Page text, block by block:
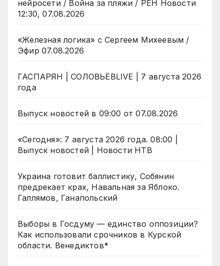
нейросети / Война за пляжи / РЕН Новости
12:30, 07.08.2026
«Железная логика» с Сергеем Михеевым /
Эфир 07.08.2026
ГАСПАРЯН | СОЛОВЬЁВLIVE | 7 августа 2026
года
Выпуск новостей в 09:00 от 07.08.2026
«Сегодня»: 7 августа 2026 года. 08:00 |
Выпуск новостей | Новости НТВ
Украина готовит баллистику, Собянин
предрекает крах, Навальная за Яблоко.
Галлямов, Ганапольский
Выборы в Госдуму — единство оппозиции?
Как использовали срочников в Курской
области. Венедиктов*